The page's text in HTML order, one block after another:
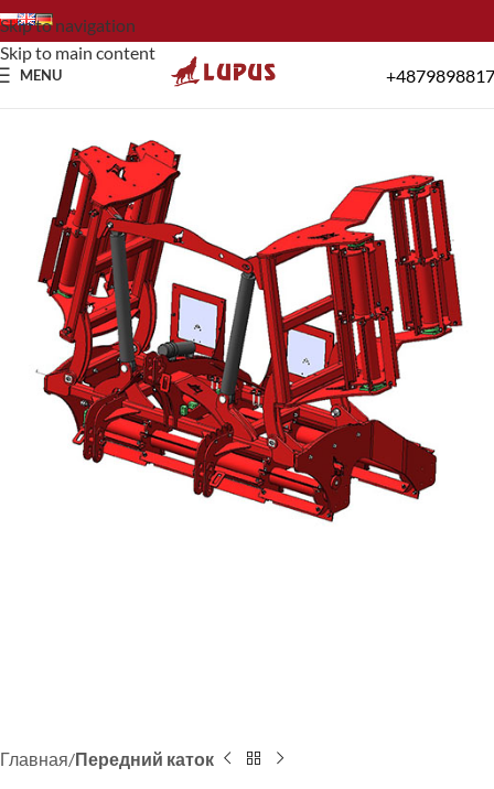
Skip to navigation
Skip to main content
MENU
Главная Передний каток